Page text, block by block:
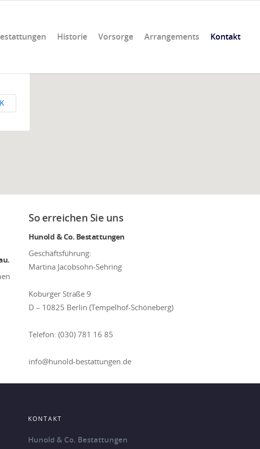
Historie Vorsorge Arrangements Kontakt
So erreichen Sie uns
Hunold & Co. Bestattungen
Geschäftsführung:
Martina Jacobsohn-Sehring
Koburger Straße 9
D – 10825 Berlin (Tempelhof-Schöneberg)
Telefon: (030) 781 16 85
info@hunold-bestattungen.de
KONTAKT
Hunold & Co. Bestattungen